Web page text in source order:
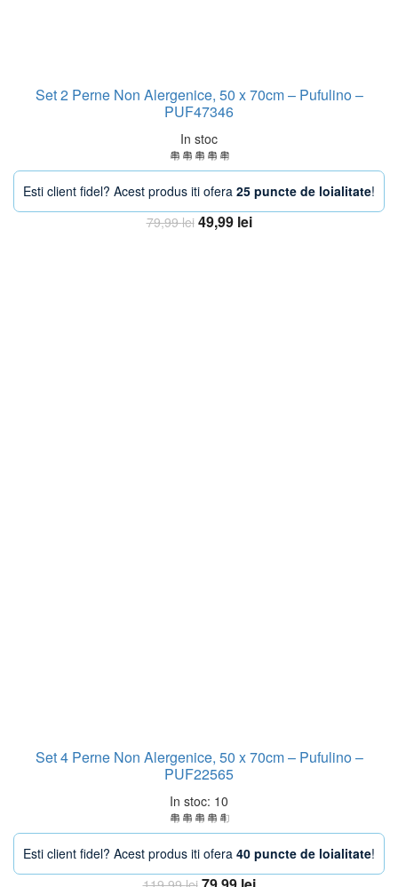
Set 2 Perne Non Alergenice, 50 x 70cm – Pufulino –
PUF47346
In stoc
Esti client fidel? Acest produs iti ofera 25 puncte de loialitate!
79,99lei Prețul
49,99 leiPrețul
Set 4 Perne Non Alergenice, 50 x 70cm – Pufulino –
PUF22565
In stoc: 10
Esti client fidel? Acest produs iti ofera 40 puncte de loialitate!